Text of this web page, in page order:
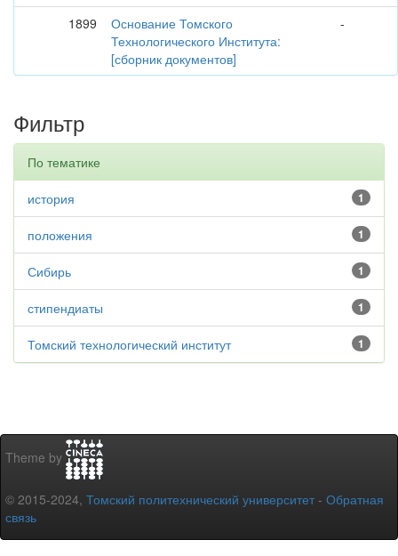
1899
Основание Томского
Технологического Института:
[сборник документов]
-
Фильтр
По тематике
1
история
1
положения
1
Сибирь
1
стипендиаты
1
Томский технологический институт
Theme by
© 2015-2024, Томский политехнический университет - Обратная
связь